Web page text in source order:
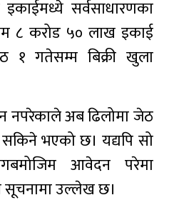
सर्वसाधारणका
८ करोड ५० लाख इकाई
गतेसम्म बिक्री खुला
नपरेकाले अब ढिलोमा जेठ
भएको छ। यद्यपि सो
आवेदन परेमा
सूचनामा उल्लेख छ।